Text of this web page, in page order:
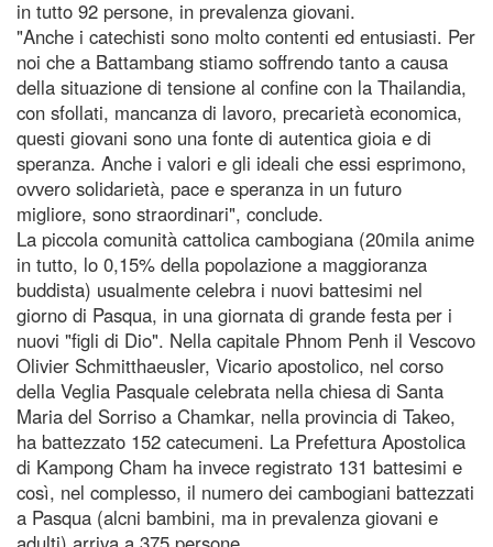
in tutto 92 persone, in prevalenza giovani.
"Anche i catechisti sono molto contenti ed entusiasti. Per
noi che a Battambang stiamo soffrendo tanto a causa
della situazione di tensione al confine con la Thailandia,
con sfollati, mancanza di lavoro, precarietà economica,
questi giovani sono una fonte di autentica gioia e di
speranza. Anche i valori e gli ideali che essi esprimono,
ovvero solidarietà, pace e speranza in un futuro
migliore, sono straordinari", conclude.
La piccola comunità cattolica cambogiana (20mila anime
in tutto, lo 0,15% della popolazione a maggioranza
buddista) usualmente celebra i nuovi battesimi nel
giorno di Pasqua, in una giornata di grande festa per i
nuovi "figli di Dio". Nella capitale Phnom Penh il Vescovo
Olivier Schmitthaeusler, Vicario apostolico, nel corso
della Veglia Pasquale celebrata nella chiesa di Santa
Maria del Sorriso a Chamkar, nella provincia di Takeo,
ha battezzato 152 catecumeni. La Prefettura Apostolica
di Kampong Cham ha invece registrato 131 battesimi e
così, nel complesso, il numero dei cambogiani battezzati
a Pasqua (alcni bambini, ma in prevalenza giovani e